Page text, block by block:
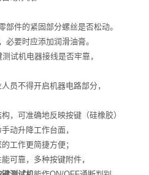
件的紧固部分螺丝是否松动。
要时应添加润滑油膏。
机电器接线是否牢靠，
不得开启机器电路部分，
可准确地反映按键（硅橡胶）
动升降工作台面，
工作更简捷方便；
可靠，多种按键附件，